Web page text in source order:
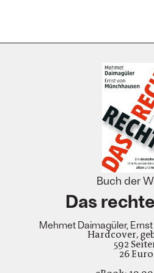
Buch der
Das
Mehmet Daimagüler,
Hardcover,
592
26